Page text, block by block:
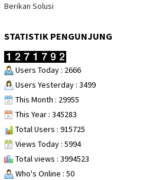
Berikan Solusi
STATISTIK PENGUNJUNG
Users Today : 2666
Users Yesterday : 3499
This Month : 29955
This Year : 345283
Total Users : 915725
Views Today : 5994
Total views : 3994523
Who's Online : 50